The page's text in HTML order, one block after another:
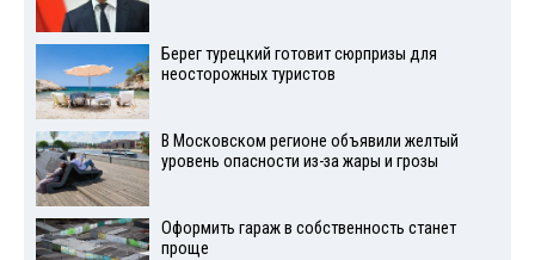
Берег турецкий готовит сюрпризы для
неосторожных туристов
В Московском регионе объявили желтый
уровень опасности из-за жары и грозы
Оформить гараж в собственность станет
проще